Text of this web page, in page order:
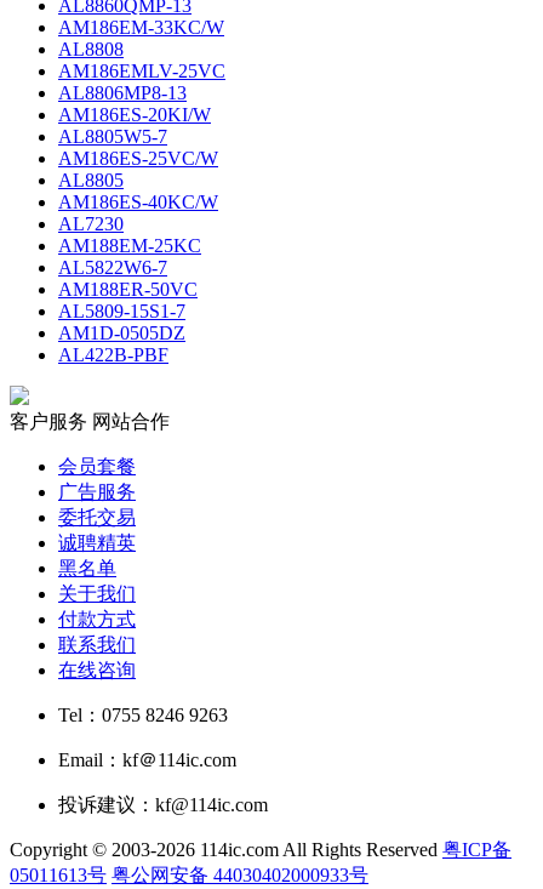
AL8860QMP-13
AM186EM-33KC/W
AL8808
AM186EMLV-25VC
AL8806MP8-13
AM186ES-20KI/W
AL8805W5-7
AM186ES-25VC/W
AL8805
AM186ES-40KC/W
AL7230
AM188EM-25KC
AL5822W6-7
AM188ER-50VC
AL5809-15S1-7
AM1D-0505DZ
AL422B-PBF
客户服务 网站合作
会员套餐
广告服务
委托交易
诚聘精英
黑名单
关于我们
付款方式
联系我们
在线咨询
Tel：0755 8246 9263
Email：kf＠114ic.com
投诉建议：kf@114ic.com
Copyright © 2003-2026 114ic.com All Rights Reserved 粤ICP备
05011613号 粤公网安备 44030402000933号